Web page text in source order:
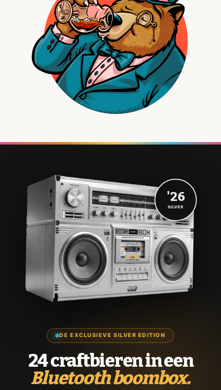
DE EXCLUSIEVE SILVER EDITION
24 craftbieren in een
Bluetooth boombox.
'26
SILVER